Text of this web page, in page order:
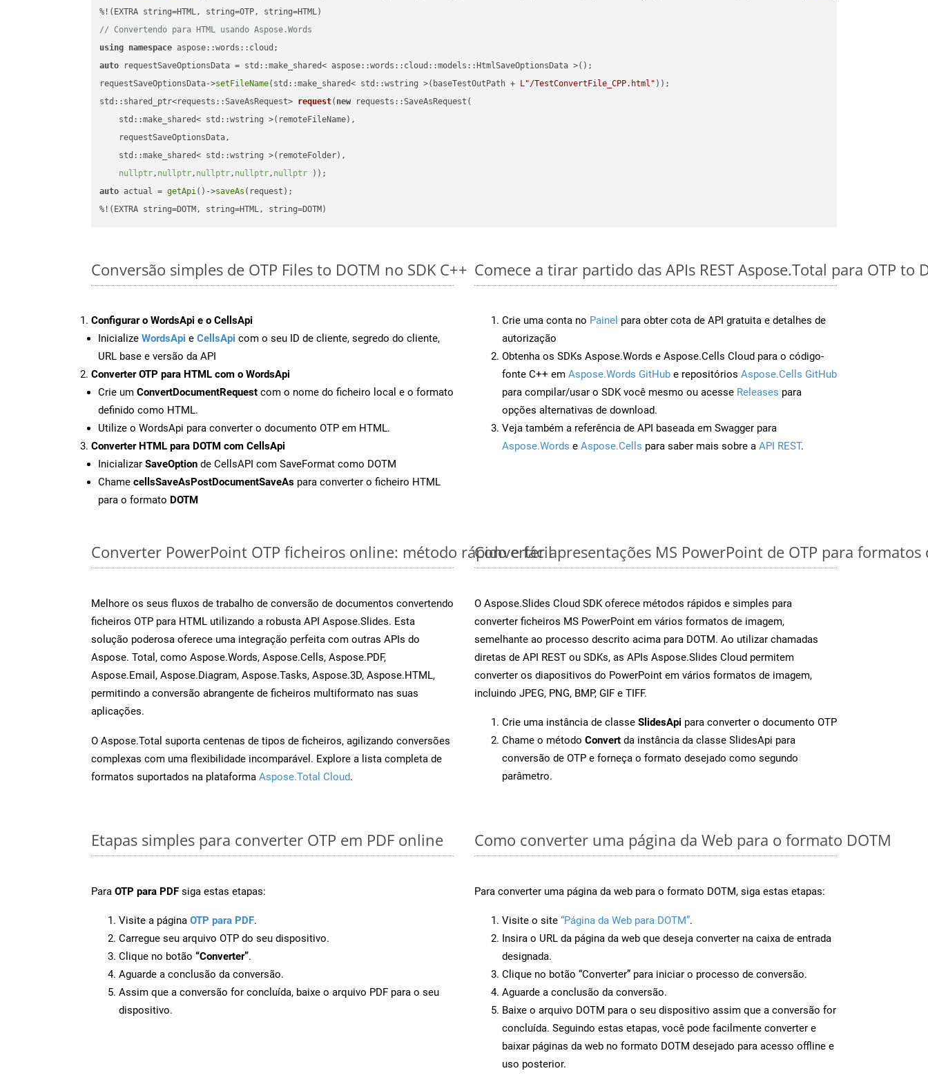
// Convertendo para HTML usando Aspose.Words
using namespace
auto requestSaveOptionsData = std::make_shared< aspose::words::cloud::models::HtmlSaveOptionsData >();
requestSaveOptionsData->setFileName(std::make_shared< std::wstring >(baseTestOutPath + L"/TestConvertFile_CPP.html"
std::shared_ptr<requests::SaveAsRequest> request( new requests::SaveAsRequest(
    std::make_shared< std::wstring >(remoteFileName),
    requestSaveOptionsData,
    std::make_shared< std::wstring >(remoteFolder),
nullptr, nullptr, nullptr, nullptr, nullptr ))
auto actual = getApi()->saveAs (request);
%!(EXTRA string=DOTM, string=HTML, string=DOTM)
Conversão simples de OTP Files to DOTM no SDK C++
Configurar o WordsApi e o CellsApi
Inicialize WordsApi e CellsApi com o seu ID de cliente, segredo do cliente,
URL base e versão da API
Converter OTP para HTML com o WordsApi
Crie um ConvertDocumentRequest com o nome do ficheiro local e o formato
definido como HTML.
Utilize o WordsApi para converter o documento OTP em HTML.
Converter HTML para DOTM com CellsApi
Inicializar SaveOption de CellsAPI com SaveFormat como DOTM
Chame cellsSaveAsPostDocumentSaveAs para converter o ficheiro HTML
para o formato DOTM
Comece a tirar partido das APIs REST Aspose.Total para OTP to
Crie uma conta no Painel para obter cota de API gratuita e detalhes de
autorização
Obtenha os SDKs Aspose.Words e Aspose.Cells Cloud para o código-
fonte C++ em Aspose.Words GitHub e repositórios Aspose.Cells GitHub
para compilar/usar o SDK você mesmo ou acesse Releases para
opções alternativas de download.
Veja também a referência de API baseada em Swagger para
Aspose.Words e Aspose.Cells para saber mais sobre a API REST.
Converter PowerPoint OTP ficheiros online: método rápido e fácil
Melhore os seus fluxos de trabalho de conversão de documentos convertendo
ficheiros OTP para HTML utilizando a robusta API Aspose.Slides. Esta
solução poderosa oferece uma integração perfeita com outras APIs do
Aspose. Total, como Aspose.Words, Aspose.Cells, Aspose.PDF,
Aspose.Email, Aspose.Diagram, Aspose.Tasks, Aspose.3D, Aspose.HTML,
permitindo a conversão abrangente de ficheiros multiformato nas suas
aplicações.
O Aspose.Total suporta centenas de tipos de ficheiros, agilizando conversões
complexas com uma flexibilidade incomparável. Explore a lista completa de
formatos suportados na plataforma Aspose.Total Cloud.
Converter apresentações MS PowerPoint de OTP para formatos
O Aspose.Slides Cloud SDK oferece métodos rápidos e simples para
converter ficheiros MS PowerPoint em vários formatos de imagem,
semelhante ao processo descrito acima para DOTM. Ao utilizar chamadas
diretas de API REST ou SDKs, as APIs Aspose.Slides Cloud permitem
converter os diapositivos do PowerPoint em vários formatos de imagem,
incluindo JPEG, PNG, BMP, GIF e TIFF.
Crie uma instância de classe SlidesApi para converter o documento OTP
Chame o método Convert da instância da classe SlidesApi para
conversão de OTP e forneça o formato desejado como segundo
parâmetro.
Etapas simples para converter OTP em PDF online
Para OTP para PDF siga estas etapas:
Visite a página OTP para PDF.
Carregue seu arquivo OTP do seu dispositivo.
Clique no botão “Converter”.
Aguarde a conclusão da conversão.
Assim que a conversão for concluída, baixe o arquivo PDF para o seu
dispositivo.
Como converter uma página da Web para o formato DOTM
Para converter uma página da web para o formato DOTM, siga estas etapas:
Visite o site “Página da Web para DOTM”.
Insira o URL da página da web que deseja converter na caixa de entrada
designada.
Clique no botão “Converter” para iniciar o processo de conversão.
Aguarde a conclusão da conversão.
Baixe o arquivo DOTM para o seu dispositivo assim que a conversão for
concluída. Seguindo estas etapas, você pode facilmente converter e
baixar páginas da web no formato DOTM desejado para acesso offline e
uso posterior.